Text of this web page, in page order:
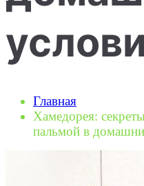
Главная
Хамедорея:
пальмой в